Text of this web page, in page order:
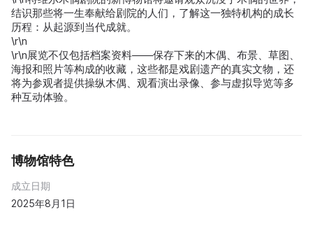
结识那些将一生奉献给剧院的人们，了解这一独特机构的成长
历程：从起源到当代成就。
\r\n
\r\n展览不仅包括档案资料——保存下来的木偶、布景、草图、
海报和照片等构成的收藏，这些都是戏剧遗产的真实文物，还
将为参观者提供操纵木偶、观看演出录像、参与虚拟导览等多
种互动体验。
博物馆特色
成立日期
2025年8月1日